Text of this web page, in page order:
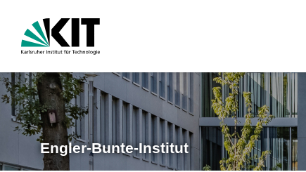
Engler-Bunte-Institut